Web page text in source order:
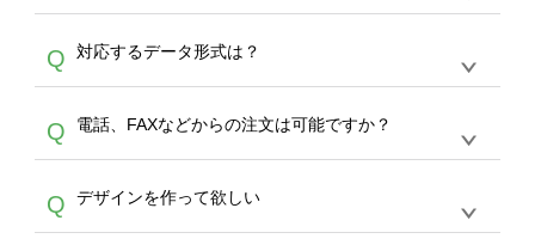
A
生産にて承っております。デザインツールから
デザインの作成から決済まで完了できます。
30枚以上やシルク印刷など、大口注文の場合
は、サポートが担当するエコバッグコンシェル
やタンブラーコンシェルをご利用ください。製
作する数量が多ければ多いほど、オンデマンド
サービスよりも低価格で製作することが可能で
す。
Q 対応するデータ形式は？
A
ドできるデータ形式は、JPG / PNG / AI / PSD /
PDF 形式になります。データの最大サイズ
写真などもアップロード可能です。使用できな
い画像はエラーになります。（※ Illustratorか
Q 電話、FAXなどからの注文は可能ですか？
A
文のみ受け付けております。30個以上のご製
作をお考えの方は、サポートが担当するエコバ
Q デザインを作って欲しい